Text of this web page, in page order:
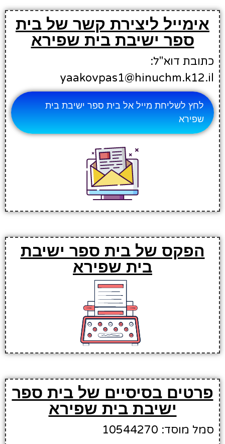
אימייל ליצירת קשר של בית
ספר ישיבת בית שפירא
כתובת דוא"ל:
yaakovpas1@hinuchm.k12.il
לחץ לשליחת מייל אל בית ספר ישיבת בית
שפירא
הפקס של בית ספר ישיבת
בית שפירא
פרטים בסיסיים של בית ספר
ישיבת בית שפירא
סמל מוסד: 10544270